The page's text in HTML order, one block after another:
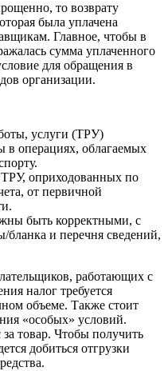
то возврату
была уплачена
Главное, чтобы в
сумма уплаченного
для обращения в
организации.
услуги (ТРУ)
в операциях, облагаемых
оприходованных по
от первичной
быть корректными, с
и перечня сведений,
работающих с
налог требуется
объеме. Также стоит
«особых» условий.
товар. Чтобы получить
добиться отгрузки